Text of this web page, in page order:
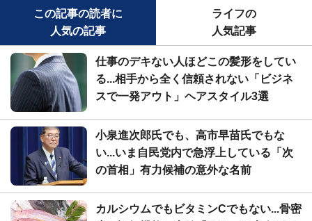
この記事の読者に
人気の記事
ライフの
人気記事
仕事のデキない人ほどこの髪形をしてい
る...相手から全く信頼されない「ビジネ
スで一発アウト」ヘアスタイル3選
小泉進次郎氏でも、高市早苗氏でもな
い...いま自民党内で急浮上している「次
の首相」有力候補の意外な名前
カルシウムでもビタミンCでもない...骨密